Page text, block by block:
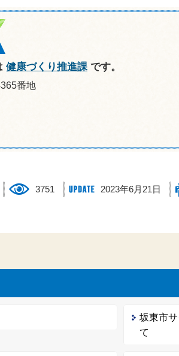
健康づくり推進課 です。
番地
3751 2023年6月21日
坂東市
て